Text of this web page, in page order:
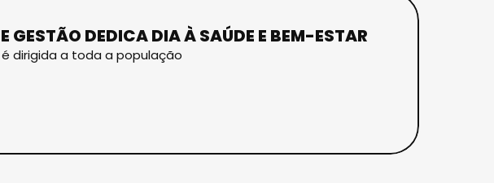
GESTÃO DEDICA DIA À SAÚDE E BEM-ESTAR
dirigida a toda a população